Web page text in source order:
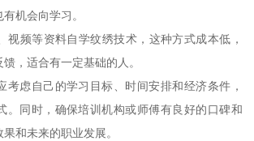
机会向学习。
视频等资料自学纹绣技术，这种方式成本低，
，适合有一定基础的人。
考虑自己的学习目标、时间安排和经济条件，
。同时，确保培训机构或师傅有良好的口碑和
和未来的职业发展。